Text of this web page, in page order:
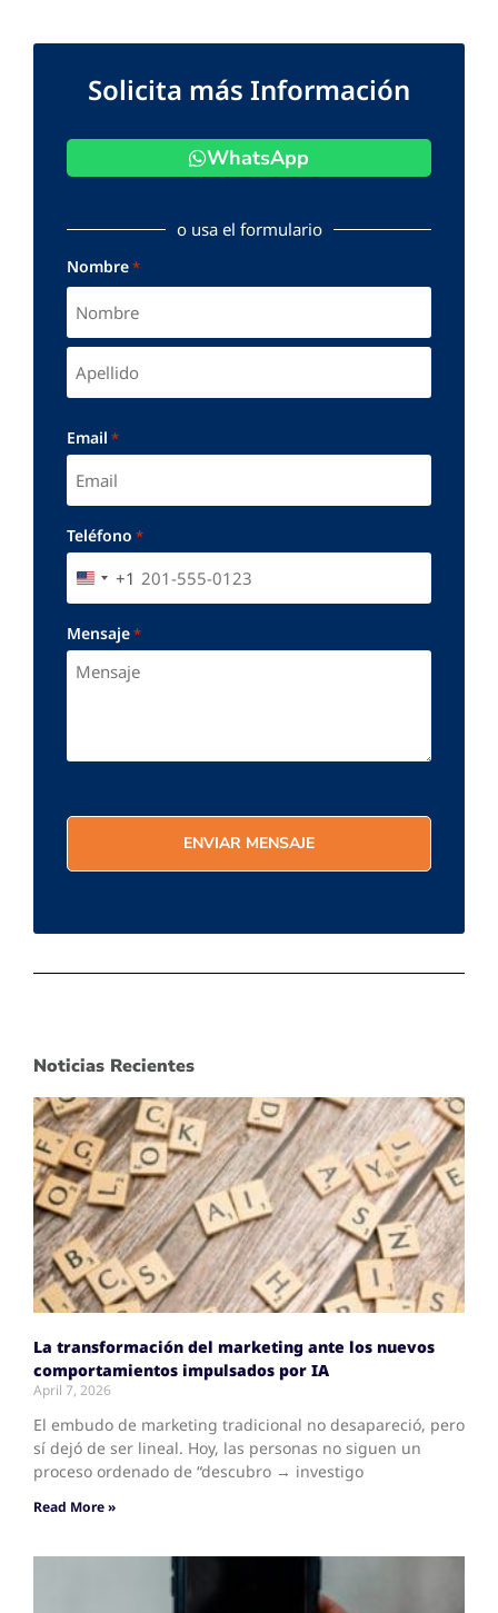
Solicita más Información
WhatsApp
o usa el formulario
Nombre*
Email *
Teléfono *
UNITED STATES +1
+1
Mensaje*
Noticias Recientes
La transformación del marketing ante los nuevos
comportamientos impulsados por IA
April 7, 2026
El embudo de marketing tradicional no desapareció, pero
sí dejó de ser lineal. Hoy, las personas no siguen un
proceso ordenado de “descubro → investigo
Read More »